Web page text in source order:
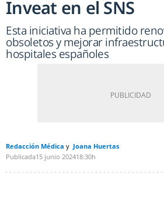
Inveat en el SNS
Esta iniciativa ha permitido
obsoletos y mejorar
hospitales españoles
Redacción Médica
Joana Huertas
Publicada15 junio 202418:30h